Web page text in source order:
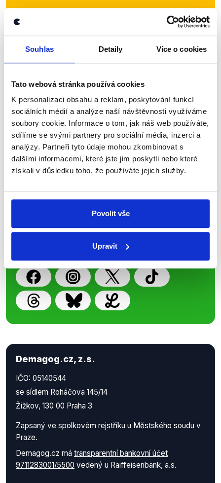
Souhlas Detaily Více o cookies
Tato webová stránka používá cookies
K personalizaci obsahu a reklam, poskytování funkcí
sociálních médií a analýze naší návštěvnosti využíváme
soubory cookie. Informace o tom, jak náš web používáte,
sdílíme se svými partnery pro sociální média, inzerci a
analýzy. Partneři tyto údaje mohou zkombinovat s
dalšími informacemi, které jste jim poskytli nebo které
získali v důsledku toho, že používáte jejich služby.
Povolit vše
Upravit
newsletteru nebo
kanálu, kde pravidelně přinášíme
přehled o tom, jaké dezinformace a
nepravdy se zrovna v Česku šíří.
Newsletter WhatsApp
Demagog.cz, z.s.
IČO: 05140544
se sídlem Roháčova 145/14
Žižkov, 130 00 Praha 3
Zapsaný ve spolkovém rejstříku u Městského soudu v
Praze.
Demagog.cz má transparentní bankovní účet
9711283001/5500 vedený u Raiffeisenbank, a.s.